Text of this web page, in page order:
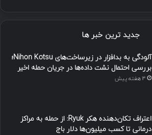
جدید ترین خبر ها
آلودگی به بدافزار در زیرساخت‌های Nihon Kotsu؛
بررسی احتمال نشت داده‌ها در جریان حمله اخیر
3 هفته پیش
اعتراف تکان‌دهنده هکر Ryuk: از حمله به مراکز
درمانی تا کسب میلیون‌ها دلار باج